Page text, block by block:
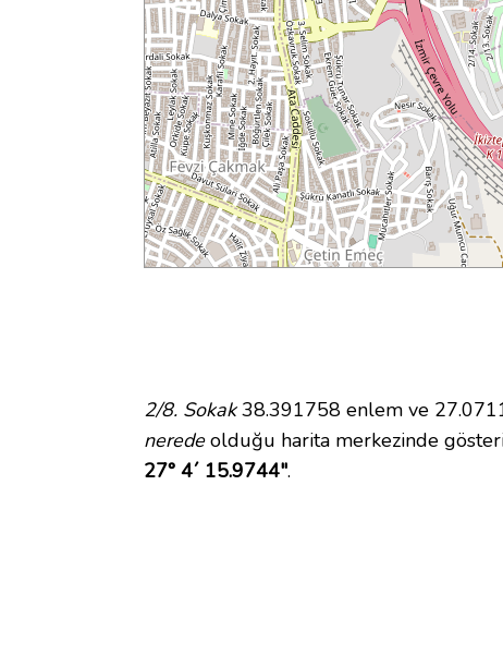
2/8. Sokak38.391758 enlem ve
neredeolduğu harita merkezinde
27° 4´ 15.9744".